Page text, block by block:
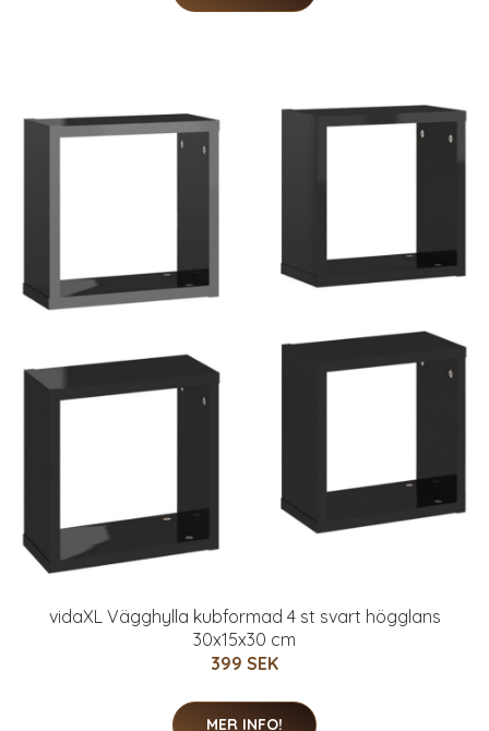
vidaXL Vägghylla kubformad 4 st svart högglans
30x15x30 cm
399 SEK
MER INFO!